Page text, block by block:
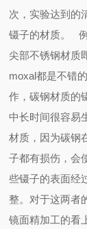
次，实验达到的
镊子的材质。
尖部不锈钢材质
moxal都是不错的
作，碳钢材质的
中长时间很容易
材质，因为碳钢
子都有损伤，会
些镊子的表面经
整。对于这两者
镜面精加工的看